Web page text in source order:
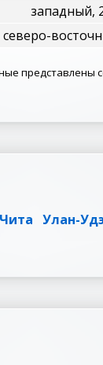
западный,
северо-
представлены
Чита Улан-